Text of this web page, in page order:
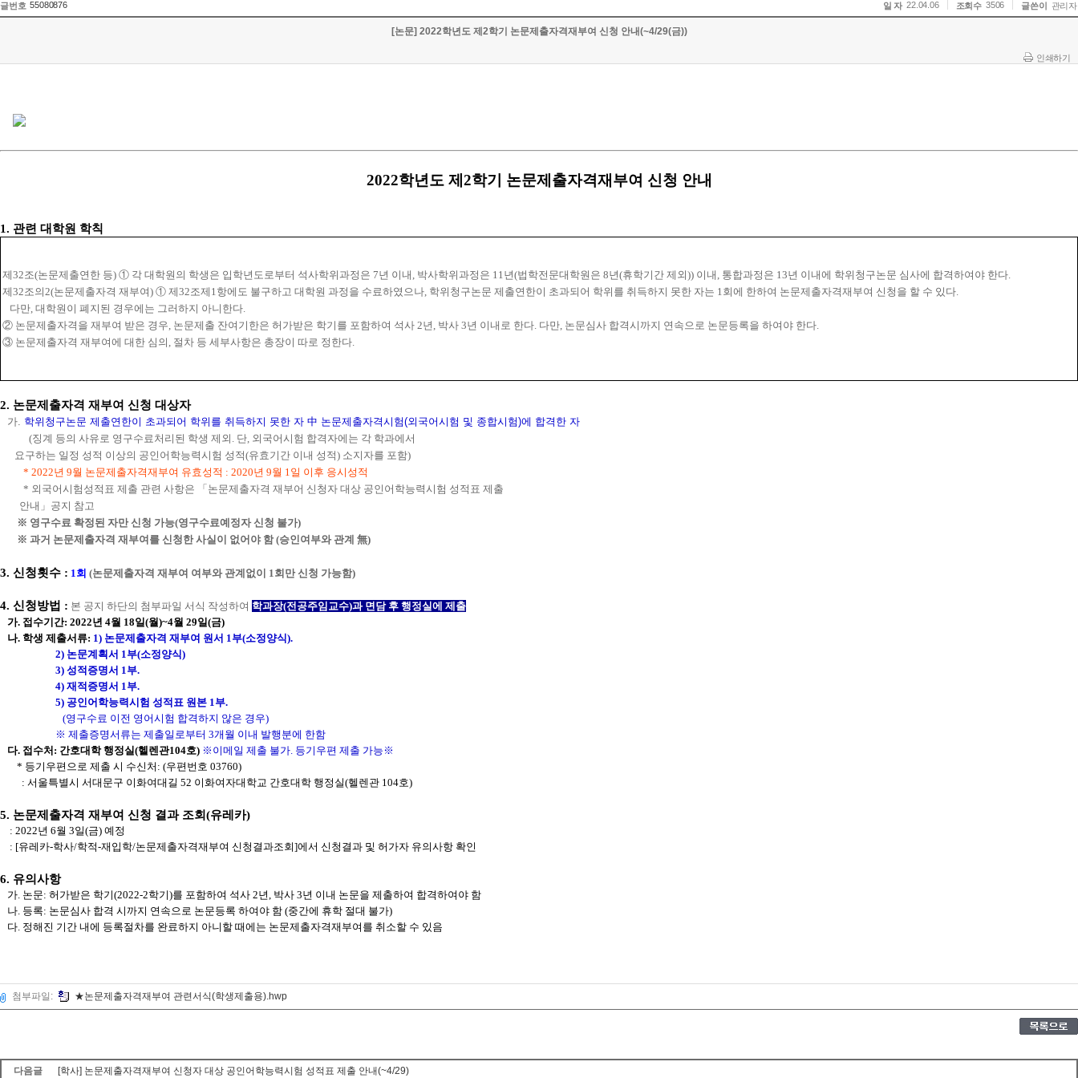
글번호 55080876 일 자 22.04.06 조회수 3506 글쓴이 관리자
[논문] 2022학년도 제2학기 논문제출자격재부여 신청 안내(~4/29(금))
인쇄하기
2022학년도 제2학기 논문제출자격재부여 신청 안내
1. 관련 대학원 학칙
제32조(논문제출연한 등) ① 각 대학원의 학생은 입학년도로부터 석사학위과정은 7년 이내 , 박사학위과정은 11년(법학전문대학원은 8년(휴학기간 제외)) 이내 , 통합과정은 13년 이내에 학위청구논문 심사에 합격하여야 한다.
제32조의2(논문제출자격 재부여) ① 제32조제 1항에도 불구하고 대학원 과정을 수료하였으나, 학위청구논문 제출연한이 초과되어 학위를 취득하지 못한 자는 1회에 한하여 논문제출자격재부여 신청을 할 수 있다.
다만, 대학원이 폐지된 경우에는 그러하지 아니한다.
② 논문제출자격을 재부여 받은 경우, 논문제출 잔여기한은 허가받은 학기를 포함하여 석사 2년 , 박사 3년 이내로 한다. 다만, 논문심사 합격시까지 연속으로 논문등록을 하여야 한다.
③ 논문제출자격 재부여에 대한 심의 , 절차 등 세부사항은 총장이 따로 정한다.
2. 논문제출자격 재부여 신청 대상자
가. 학위청구논문 제출연한이 초과되어 학위를 취득하지 못한 자 中 논문제출자격시험(외국어시험 및 종합시험)에 합격한 자
(징계 등의 사유로 영구수료처리된 학생 제외. 단, 외국어시험 합격자에는 각 학과에서
요구하는 일정 성적 이상의 공인어학능력시험 성적(유효기간 이내 성적) 소지자를 포함)
* 2022년 9월 논문제출자격재부여 유효성적 : 2020년 9월 1일 이후 응시성적
* 외국어시험성적표 제출 관련 사항은
「논문제출자격 재부어 신청자 대상 공인어학능력시험 성적표 제출
안내 」공지 참고
※ 영구수료 확정된 자만 신청 가능(영구수료예정자 신청 불가)
※ 과거 논문제출자격 재부여를 신청한 사실이 없어야 함 (승인여부와 관계 無)
3. 신청횟수 : 1회 (논문제출자격 재부여 여부와 관계없이 1회만 신청 가능함)
4. 신청방법 : 본 공지 하단의 첨부파일 서식 작성하여 학과장(전공주임교수)과 면담 후 행정실에 제출
가. 접수기간: 2022년 4월 18일(월)~4월 29일(금)
나. 학생 제출서류: 1) 논문제출자격 재부여 원서 1부(소정양식).
2) 논문계획서 1부(소정양식)
3) 성적증명서 1부.
4) 재적증명서 1부.
5) 공인어학능력시험 성적표 원본 1부.
(영구수료 이전 영어시험 합격하지 않은 경우)
※ 제출증명서류는 제출일로부터 3개월 이내 발행분에 한함
다. 접수처: 간호대학 행정실(헬렌관104호) ※이메일 제출 불가. 등기우편 제출 가능※
* 등기우편으로 제출 시 수신처: (우편번호 03760)
: 서울특별시 서대문구 이화여대길 52 이화여자대학교 간호대학 행정실(헬렌관 104호)
5. 논문제출자격 재부여 신청 결과 조회(유레카)
: 2022년 6월 3일(금) 예정
: [유레카-학사/학적-재입학/논문제출자격재부여 신청결과조회]에서 신청결과 및 허가자 유의사항 확인
6. 유의사항
가. 논문: 허가받은 학기(2022-2학기)를 포함하여 석사 2년, 박사 3년 이내 논문을 제출하여 합격하여야 함
나. 등록: 논문심사 합격 시까지 연속으로 논문등록 하여야 함 (중간에 휴학 절대 불가)
다. 정해진 기간 내에 등록절차를 완료하지 아니할 때에는 논문제출자격재부여를 취소할 수 있음
첨부파일: ★논문제출자격재부여 관련서식(학생제출용).hwp
다음글 [학사] 논문제출자격재부여 신청자 대상 공인어학능력시험 성적표 제출 안내(~4/29)